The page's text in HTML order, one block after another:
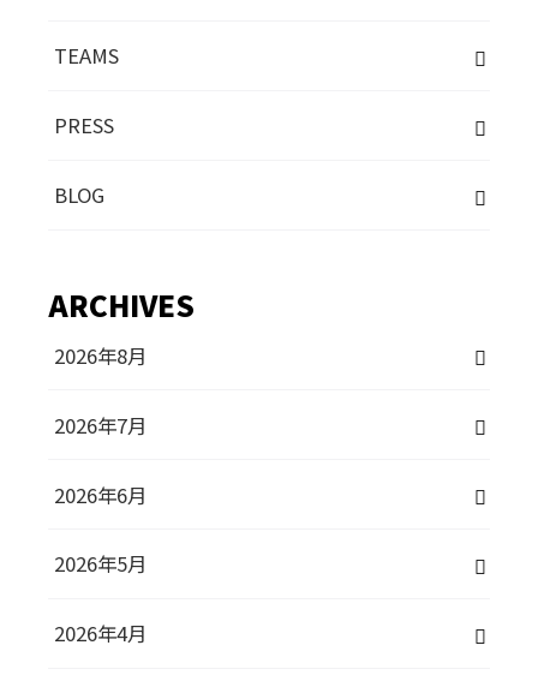
TEAMS
PRESS
BLOG
ARCHIVES
2026年8月
2026年7月
2026年6月
2026年5月
2026年4月